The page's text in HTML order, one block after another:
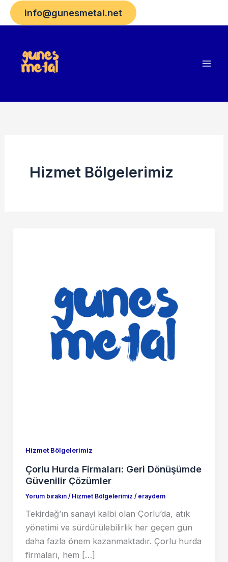
İçeriğe
atla
info@gunesmetal.net
Hizmet Bölgelerimiz
Hizmet Bölgelerimiz
Çorlu Hurda Firmaları: Geri Dönüşümde
Güvenilir Çözümler
Yorum bırakın / Hizmet Bölgelerimiz / eraydem
Tekirdağ’ın sanayi kalbi olan Çorlu’da, atık
yönetimi ve sürdürülebilirlik her geçen gün
daha fazla önem kazanmaktadır. Çorlu hurda
firmaları, hem […]